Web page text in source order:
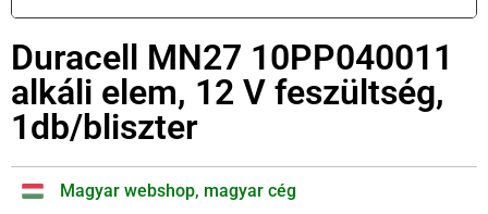
Duracell MN27 10PP040011
alkáli elem, 12 V feszültség,
1db/bliszter
Magyar webshop, magyar cég